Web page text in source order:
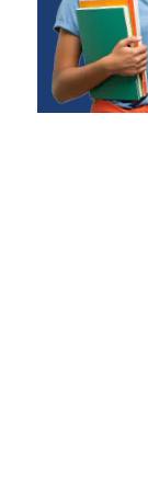
Matias Velho,
milhões,
tiveram seu
enchente,
estruturais,
Rios
Taquari
Declínio
com
das